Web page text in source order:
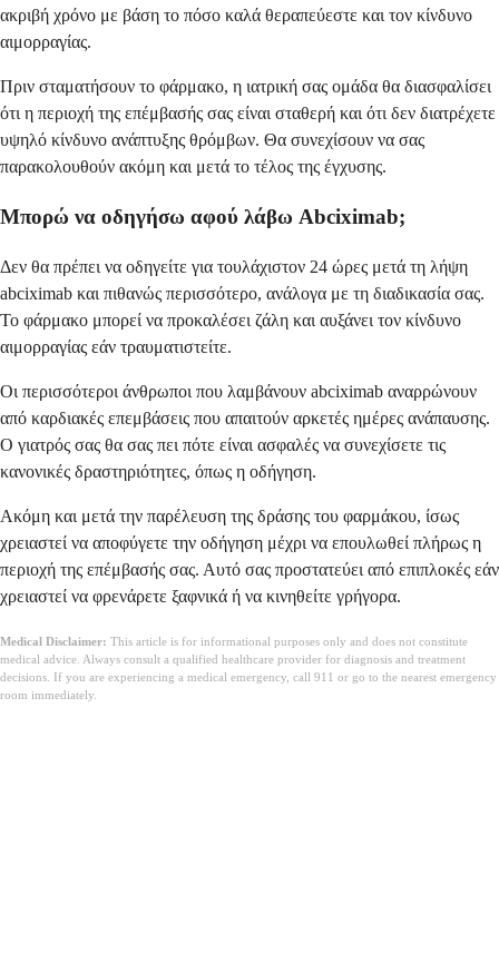
ακριβή χρόνο με βάση το πόσο καλά θεραπεύεστε και τον κίνδυνο
αιμορραγίας.
Πριν σταματήσουν το φάρμακο, η ιατρική σας ομάδα θα διασφαλίσει
ότι η περιοχή της επέμβασής σας είναι σταθερή και ότι δεν διατρέχετε
υψηλό κίνδυνο ανάπτυξης θρόμβων. Θα συνεχίσουν να σας
παρακολουθούν ακόμη και μετά το τέλος της έγχυσης.
Μπορώ να οδηγήσω αφού λάβω Abciximab;
Δεν θα πρέπει να οδηγείτε για τουλάχιστον 24 ώρες μετά τη λήψη
abciximab και πιθανώς περισσότερο, ανάλογα με τη διαδικασία σας.
Το φάρμακο μπορεί να προκαλέσει ζάλη και αυξάνει τον κίνδυνο
αιμορραγίας εάν τραυματιστείτε.
Οι περισσότεροι άνθρωποι που λαμβάνουν abciximab αναρρώνουν
από καρδιακές επεμβάσεις που απαιτούν αρκετές ημέρες ανάπαυσης.
Ο γιατρός σας θα σας πει πότε είναι ασφαλές να συνεχίσετε τις
κανονικές δραστηριότητες, όπως η οδήγηση.
Ακόμη και μετά την παρέλευση της δράσης του φαρμάκου, ίσως
χρειαστεί να αποφύγετε την οδήγηση μέχρι να επουλωθεί πλήρως η
περιοχή της επέμβασής σας. Αυτό σας προστατεύει από επιπλοκές εάν
χρειαστεί να φρενάρετε ξαφνικά ή να κινηθείτε γρήγορα.
Medical Disclaimer: This article is for informational purposes only and does not constitute
medical advice. Always consult a qualified healthcare provider for diagnosis and treatment
decisions. If you are experiencing a medical emergency, call 911 or go to the nearest emergency
room immediately.